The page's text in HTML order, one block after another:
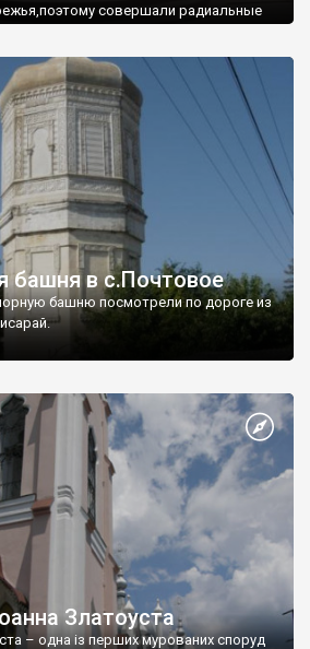
совершали радиальные
башня в с.Почтовое
башню посмотрели по дороге из
Златоуста
– одна із перших мурованих споруд